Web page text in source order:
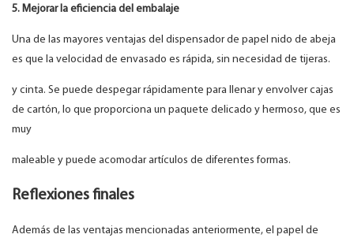
5. Mejorar la eficiencia del embalaje
Una de las mayores ventajas del dispensador de papel nido de abeja
es que la velocidad de envasado es rápida, sin necesidad de tijeras.
y cinta. Se puede despegar rápidamente para llenar y envolver cajas
de cartón, lo que proporciona un paquete delicado y hermoso, que es
muy
maleable y puede acomodar artículos de diferentes formas.
Reflexiones finales
Además de las ventajas mencionadas anteriormente, el papel de